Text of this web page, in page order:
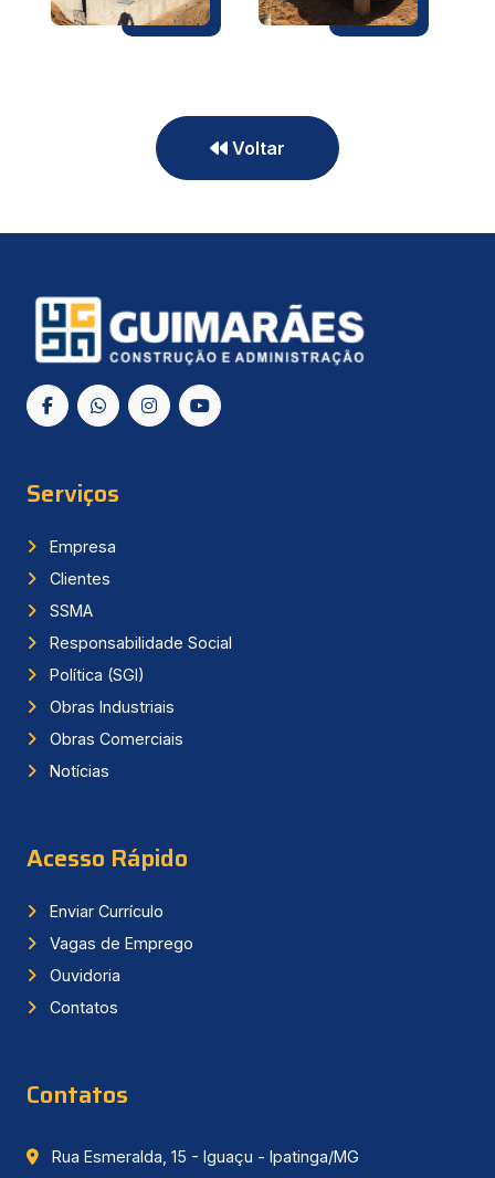
Voltar
Serviços
Empresa
Clientes
SSMA
Responsabilidade Social
Política (SGI)
Obras Industriais
Obras Comerciais
Notícias
Acesso Rápido
Enviar Currículo
Vagas de Emprego
Ouvidoria
Contatos
Contatos
Rua Esmeralda, 15 - Iguaçu - Ipatinga/MG